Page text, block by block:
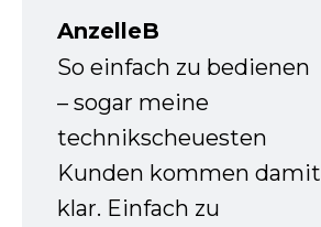
AnzelleB
So einfach zu bedienen
– sogar meine
technikscheuesten
Kunden kommen damit
klar. Einfach zu